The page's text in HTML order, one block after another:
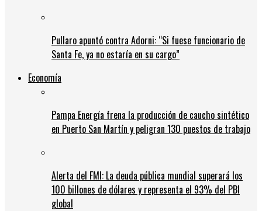
Pullaro apuntó contra Adorni: “Si fuese funcionario de
Santa Fe, ya no estaría en su cargo”
Economía
Pampa Energía frena la producción de caucho sintético
en Puerto San Martín y peligran 130 puestos de trabajo
Alerta del FMI: La deuda pública mundial superará los
100 billones de dólares y representa el 93% del PBI
global